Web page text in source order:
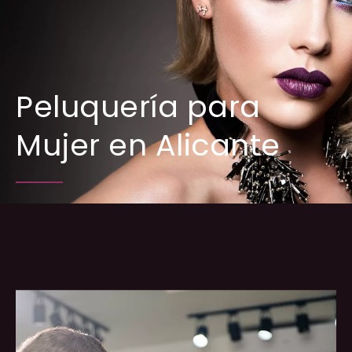
Peluquería para
Mujer en Alicante